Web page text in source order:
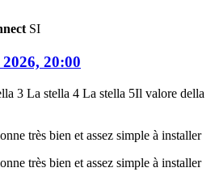
SI
20:00
3 La stella 4 La stella 5Il valore della
très bien et assez simple à installer
très bien et assez simple à installer